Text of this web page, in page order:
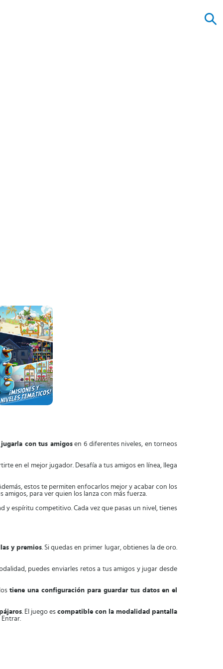
con tus amigosen 6 diferentes niveles, en torneos
en el mejor jugador. Desafía a tus amigos en línea, llega
estos te permiten enfocarlos mejor y acabar con los
para ver quien los lanza con más fuerza.
y espíritu competitivo. Cada vez que pasas un nivel, tienes
y premios. Si quedas en primer lugar, obtienes la de oro.
puedes enviarles retos a tus amigos y jugar desde
tiene una configuración para guardar tus datos en el
. El juego es compatible con la modalidad pantalla